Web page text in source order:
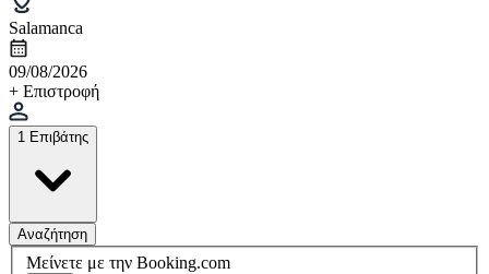
Salamanca
09/08/2026
+ Επιστροφή
1 Επιβάτης
Αναζήτηση
Μείνετε με την Booking.com